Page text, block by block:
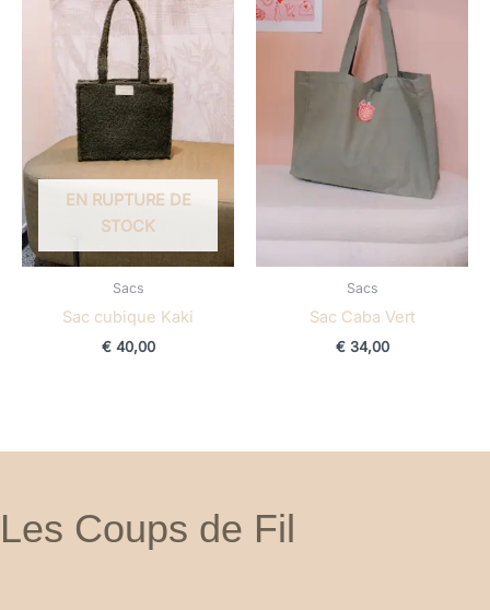
EN RUPTURE DE
STOCK
Sacs
Sac cubique Kaki
€40,00
Sacs
Sac Caba Vert
€34,00
Les Coups de Fil